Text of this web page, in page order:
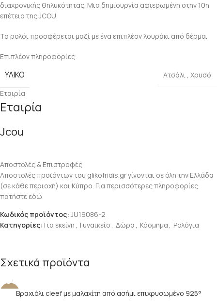
διαχρονικής θηλυκότητας. Μια δημιουργία αφιερωμένη στην 10η
επέτειο της JCOU.
Το ρολόι προσφέρεται μαζί με ένα επιπλέον λουράκι από δέρμα.
Επιπλέον πληροφορίες
ΥΛΙΚΟ Ατσάλι , Χρυσό
Εταιρία
Εταιρία
Jcou
Αποστολές & Επιστροφές
Αποστολές προϊόντων του glikofridis.gr γίνονται σε όλη την Ελλάδα
(σε κάθε περιοχή) και Κύπρο. Για περισσότερες πληροφορίες
πατήστε εδώ
Κωδικός προϊόντος:JU19086-2
Κατηγορίες: Για εκείνη , Γυναικείο , Δώρα , Κόσμημα , Ρολόγια
Σχετικά προϊόντα
Βραχιόλι cleef με μαλαχίτη από ασήμι επιχρυσωμένο 925°